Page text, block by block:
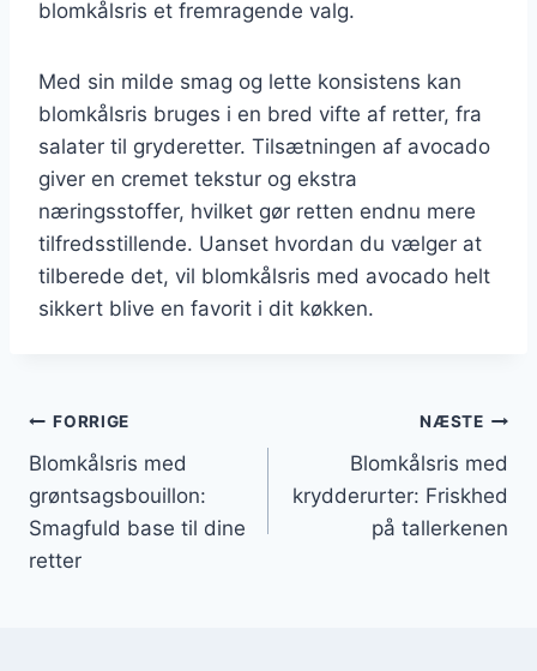
blomkålsris et fremragende valg.
Med sin milde smag og lette konsistens kan
blomkålsris bruges i en bred vifte af retter, fra
salater til gryderetter. Tilsætningen af avocado
giver en cremet tekstur og ekstra
næringsstoffer, hvilket gør retten endnu mere
tilfredsstillende. Uanset hvordan du vælger at
tilberede det, vil blomkålsris med avocado helt
sikkert blive en favorit i dit køkken.
Indlægsnavigation
FORRIGE
Blomkålsris med
grøntsagsbouillon:
Smagfuld base til dine
retter
NÆSTE
Blomkålsris med
krydderurter: Friskhed
på tallerkenen